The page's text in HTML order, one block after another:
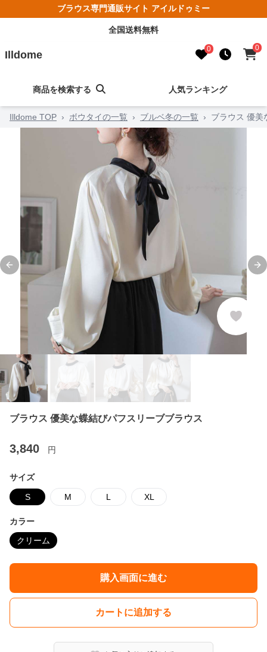
ブラウス専門通販サイト アイルドゥミー
全国送料無料
Illdome 0 0
商品を検索する 人気ランキング
Illdome TOP › ボウタイの一覧 › ブルベ冬の一覧 › ブラウス 優美
Previous slide
ブラウス 優美な蝶結びパフスリーブブラウス
3,840 円
サイズ
S M L XL
カラー
クリーム
購入画面に進む
カートに追加する